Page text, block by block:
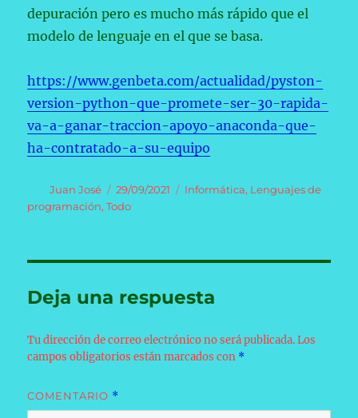
depuración pero es mucho más rápido que el
modelo de lenguaje en el que se basa.
https://www.genbeta.com/actualidad/pyston-
version-python-que-promete-ser-30-rapida-
va-a-ganar-traccion-apoyo-anaconda-que-
ha-contratado-a-su-equipo
Autor
Juan José
Publicado
el
29/09/2021 Categorías
Informática, Lenguajes de
programación,Todo
Deja una respuesta
Tu dirección de correo electrónico no será publicada. Los
campos obligatorios están marcados con *
COMENTARIO *